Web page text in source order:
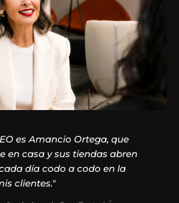
es Amancio Ortega, que
en casa y sus tiendas abren
día codo a codo en la
clientes."
©